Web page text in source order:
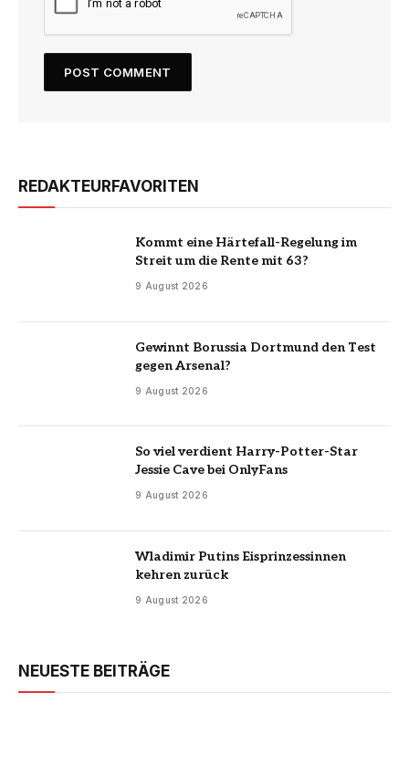
REDAKTEURFAVORITEN
Kommt eine Härtefall-Regelung im
Streit um die Rente mit 63?
9 August 2026
Gewinnt Borussia Dortmund den Test
gegen Arsenal?
9 August 2026
So viel verdient Harry-Potter-Star
Jessie Cave bei OnlyFans
9 August 2026
Wladimir Putins Eisprinzessinnen
kehren zurück
9 August 2026
NEUESTE BEITRÄGE